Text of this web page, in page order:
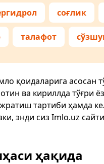
соғлик
талафот
қоидаларига
ва кириллда тўғри
тартиби ҳамда
энди сиз Imlo.uz
ҳақида